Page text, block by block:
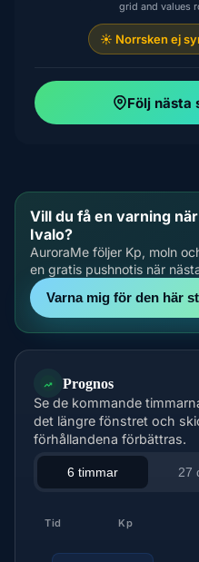
grid and values
☀️ Norrsken ej
Följ nästa
Vill du få en varning
Ivalo?
AuroraMe följer Kp, moln
en gratis pushnotis när
Varna mig för den här
Prognos
Se de kommande
det längre fönstret och
förhållandena förbättras.
6 timmar 27
Tid Kp